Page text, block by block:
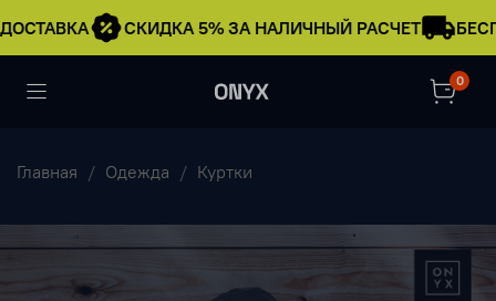
СКИДКА 5% ЗА НАЛИЧНЫЙ РАСЧЕТ
0
Главная Одежда Куртки